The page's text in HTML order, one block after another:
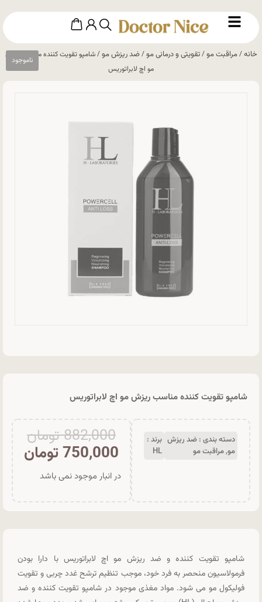
خانه/مراقبت مو/تقویتی و درمانی مو/ضد ریزش مو/ شامپو تقویت کننده مناسب ریزش
مو اچ لابراتوریس
شامپو تقویت کننده مناسب ریزش مو اچ لابراتوریس
دسته بندی : ضد ریزش
مو,مراقبت مو
برند :
HL
882,000تومان
750,000تومان
در انبار موجود نمی باشد
شامپو تقویت کننده و ضد ریزش مو اچ لابراتوریس با دارا بودن
فرمولاسیون منحصر به فرد خود، موجب تنظیم ترشح غدد چربی و تقویت
فولیکول مو می شود. مواد مغذی موجود در شامپو تقویت کننده و ضد